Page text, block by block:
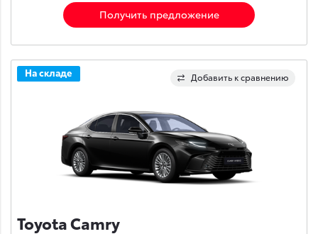
Получить предложение
Добавить к сравнению
На складе
Toyota Camry